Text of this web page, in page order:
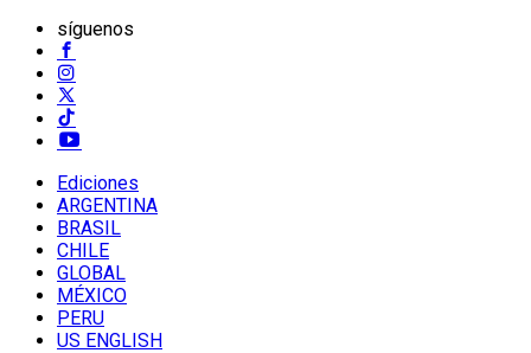
síguenos
Ediciones
ARGENTINA
BRASIL
CHILE
GLOBAL
MÉXICO
PERU
US ENGLISH